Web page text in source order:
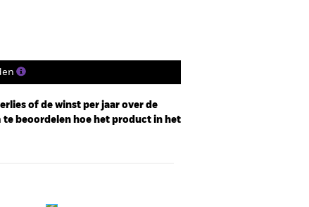
of de winst per jaar over de
beoordelen hoe het product in het